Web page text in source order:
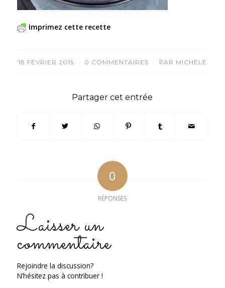
Imprimez cette recette
18 FÉVRIER 2015
/ 0 COMMENTAIRES
/ PAR MICHÈLE
Partager cet entrée
0
RÉPONSES
Laisser un
commentaire
Rejoindre la discussion?
N’hésitez pas à contribuer !